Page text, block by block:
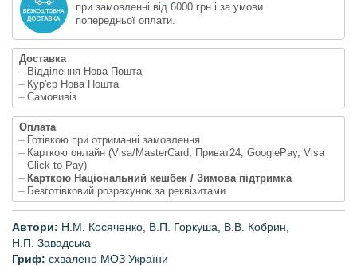
при замовленні від 6000 грн і за умови
попередньої оплати.
Доставка
Відділення Нова Пошта
Кур'єр Нова Пошта
Самовивіз
Оплата
Готівкою при отриманні замовлення
Карткою онлайн (Visa/MasterCard, Приват24, GooglePay, Visa
Click to Pay)
Карткою Національний кешбек / Зимова підтримка
Безготівковий розрахунок за реквізитами
Автори: Н.М. Косяченко, В.П. Горкуша, В.В. Кобрин,
Н.П. Завадська
Гриф: схвалено МОЗ України